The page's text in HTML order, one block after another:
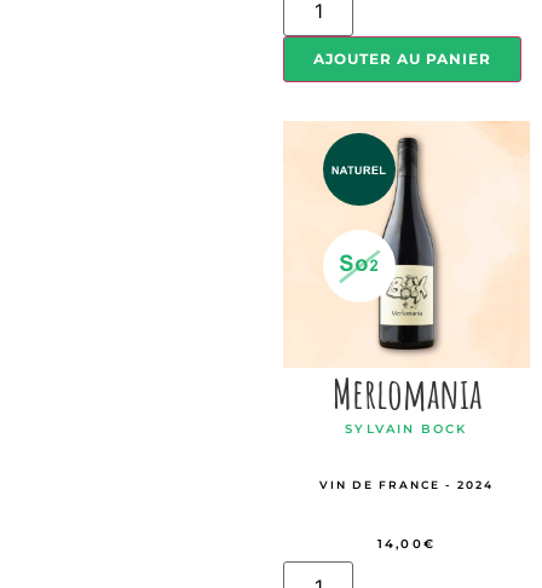
AJOUTER AU PANIER
Merlomania
SYLVAIN BOCK
VIN DE FRANCE - 2024
14,00€